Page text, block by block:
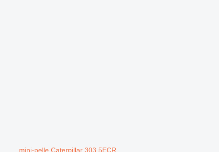
mini-pelle Caterpillar 303.5ECR